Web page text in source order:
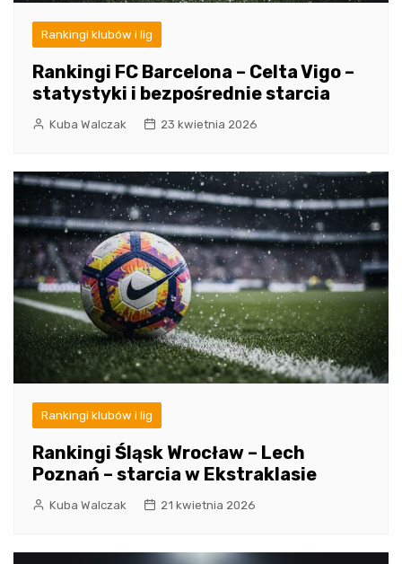
Rankingi klubów i lig
Rankingi FC Barcelona – Celta Vigo –
statystyki i bezpośrednie starcia
Kuba Walczak 23 kwietnia 2026
Rankingi klubów i lig
Rankingi Śląsk Wrocław – Lech
Poznań – starcia w Ekstraklasie
Kuba Walczak 21 kwietnia 2026